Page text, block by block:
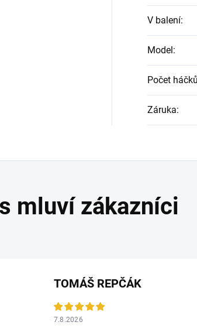
V balení:
Model :
Počet háčků
Záruka:
TOMÁŠ REPČÁK
7.8.2026